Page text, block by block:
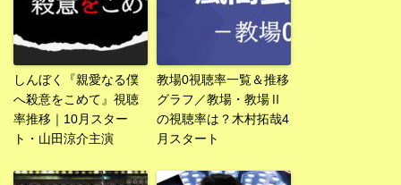
しんぼく『親愛なる僕
へ殺意をこめて』視聴
率推移｜10月スター
ト・山田涼介主演
教場0視聴率一覧＆推移
グラフ／教場・教場Ⅱ
の視聴率は？木村拓哉4
月スタート